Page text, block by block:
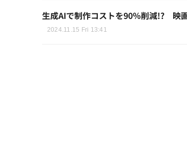
生成AIで制作コストを90％削減!? 映
2024.11.15 Fri 13:41